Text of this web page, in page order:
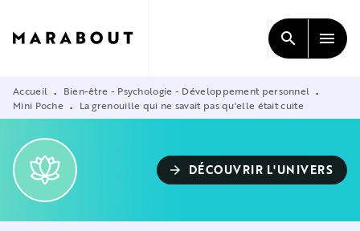
CONTENU
search menu
Accueil • Bien-être - Psychologie - Développement personnel •
Mini Poche • La grenouille qui ne savait pas qu'elle était cuite
arrow_forward DÉCOUVRIR L'UNIVERS